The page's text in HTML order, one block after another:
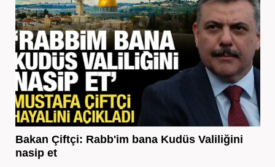
Bakan Çiftçi: Rabb'im bana Kudüs Valiliğini
nasip et